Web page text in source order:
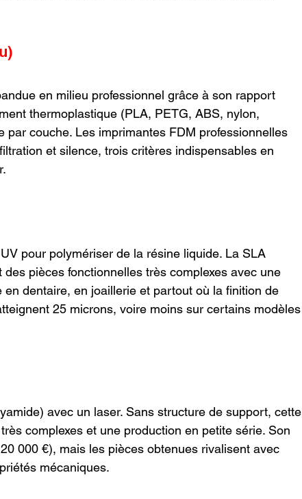
en milieu professionnel grâce à son rapport
thermoplastique (PLA, PETG, ABS, nylon,
par couche. Les imprimantes FDM professionnelles
et silence, trois critères indispensables en
pour polymériser de la résine liquide. La SLA
pièces fonctionnelles très complexes avec une
dentaire, en joaillerie et partout où la finition de
25 microns, voire moins sur certains modèles
avec un laser. Sans structure de support, cette
complexes et une production en petite série. Son
000 €), mais les pièces obtenues rivalisent avec
mécaniques.